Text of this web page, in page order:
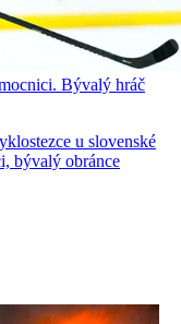
Bývalý hráč
u slovenské
bývalý obránce